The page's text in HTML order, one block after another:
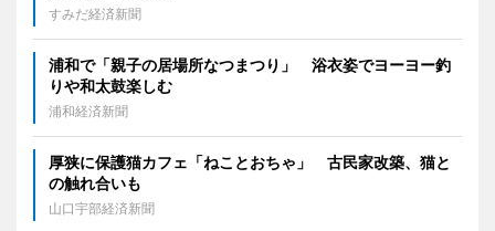
すみだ経済新聞
浦和で「親子の居場所なつまつり」 浴衣姿でヨーヨー釣
りや和太鼓楽しむ
浦和経済新聞
厚狭に保護猫カフェ「ねことおちゃ」 古民家改築、猫と
の触れ合いも
山口宇部経済新聞